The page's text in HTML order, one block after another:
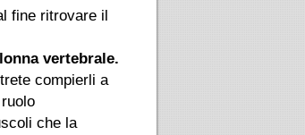
fine ritrovare il
vertebrale.
compierli a
che la